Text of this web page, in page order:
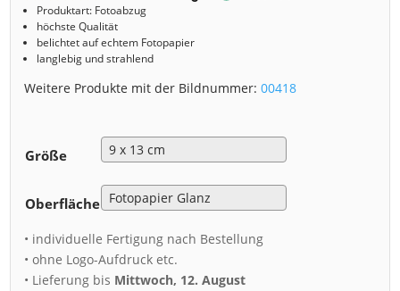
Produktart: Fotoabzug
höchste Qualität
belichtet auf echtem Fotopapier
langlebig und strahlend
Weitere Produkte mit der Bildnummer:00418
Größe
Oberfläche
• individuelle Fertigung nach Bestellung
• ohne Logo-Aufdruck etc.
• Lieferung bis Mittwoch, 12. August